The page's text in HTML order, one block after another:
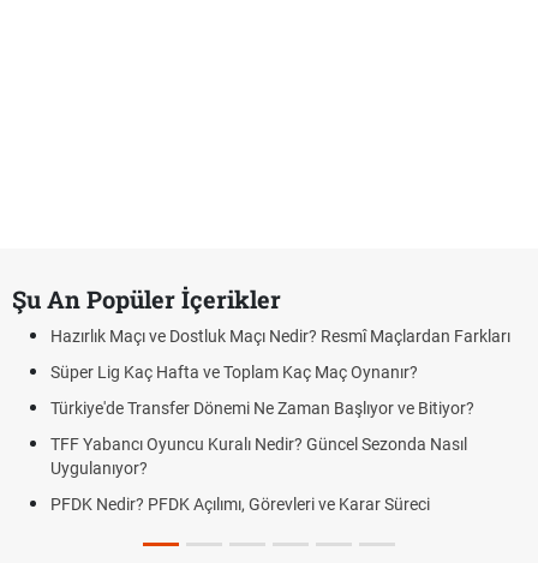
Şu An Popüler İçerikler
Hazırlık Maçı ve Dostluk Maçı Nedir? Resmî Maçlardan Farkları
Süper Lig Kaç Hafta ve Toplam Kaç Maç Oynanır?
Türkiye'de Transfer Dönemi Ne Zaman Başlıyor ve Bitiyor?
TFF Yabancı Oyuncu Kuralı Nedir? Güncel Sezonda Nasıl
Uygulanıyor?
PFDK Nedir? PFDK Açılımı, Görevleri ve Karar Süreci